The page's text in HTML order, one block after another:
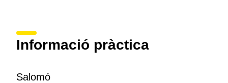
Informació pràctica
Salomó